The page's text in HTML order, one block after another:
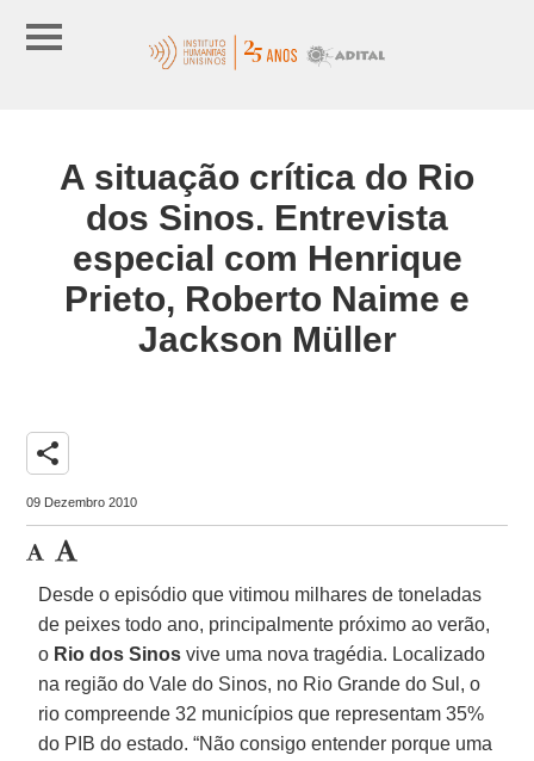
A situação crítica do Rio
dos Sinos. Entrevista
especial com Henrique
Prieto, Roberto Naime e
Jackson Müller
share
09 Dezembro 2010
Desde o episódio que vitimou milhares de toneladas
de peixes todo ano, principalmente próximo ao verão,
o Rio dos Sinosvive uma nova tragédia. Localizado
na região do Vale do Sinos, no Rio Grande do Sul, o
rio compreende 32 municípios que representam 35%
do PIB do estado. “Não consigo entender porque uma